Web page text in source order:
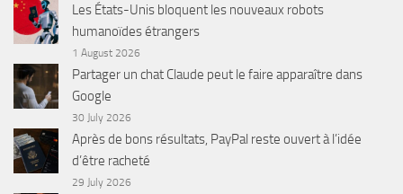
Les États-Unis bloquent les nouveaux robots
humanoïdes étrangers
1 August 2026
Partager un chat Claude peut le faire apparaître dans
Google
30 July 2026
Après de bons résultats, PayPal reste ouvert à l’idée
d’être racheté
29 July 2026